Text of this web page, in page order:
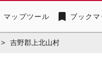
マップツール bookmark ブックマ
> 吉野郡上北山村